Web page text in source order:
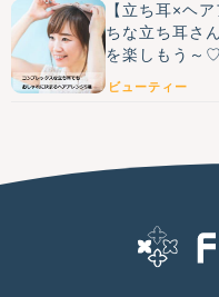
【立ち耳×ヘ
ちな立ち耳さ
を楽しもう～
ビューティー